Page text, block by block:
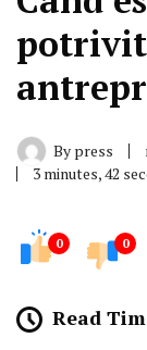
potrivit
By press
3 minutes, 42
0 0
Read